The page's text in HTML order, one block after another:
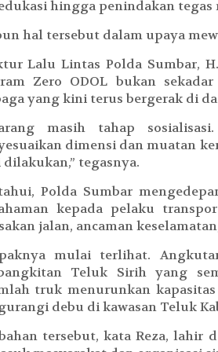
hingga penindakan tegas
hal tersebut dalam upaya
Lalu Lintas Polda Sumbar,
Zero ODOL bukan
yang kini terus bergerak di
masih tahap
dimensi dan muatan
tegasnya.
Polda Sumbar
kepada pelaku
jalan, ancaman
mulai terlihat.
Teluk Sirih yang
truk menurunkan
debu di kawasan Teluk
tersebut, kata Reza, lahir